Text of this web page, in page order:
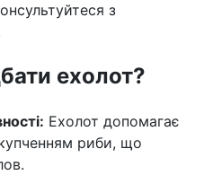
з
ехолот?
Ехолот допомагає
риби, що